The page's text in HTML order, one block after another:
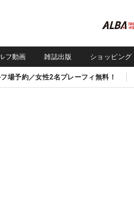
フ動画 雑誌出版 ショッピング
フ場予約／女性2名プレーフィ無料！